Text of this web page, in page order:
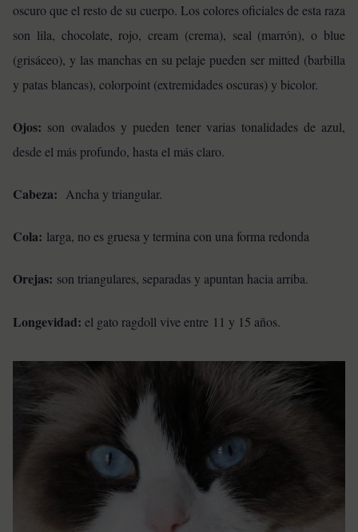
oscuro que el resto de su cuerpo. Los colores oficiales de esta raza
son lila, chocolate, rojo, cream (crema), seal (marrón), o blue
(grisáceo), y las manchas en su pelaje pueden ser mitted (barbilla
y patas blancas), colorpoint (extremidades oscuras) y bicolor.
Ojos: son ovalados y pueden tener varias tonalidades de azul,
desde el más profundo, hasta el más claro.
Cabeza: Ancha y triangular.
Cola: larga, no es gruesa y termina con una forma redonda
Orejas: son triangulares, separadas y apuntan hacia arriba.
Longevidad: el gato ragdoll vive entre 11 y 15 años.